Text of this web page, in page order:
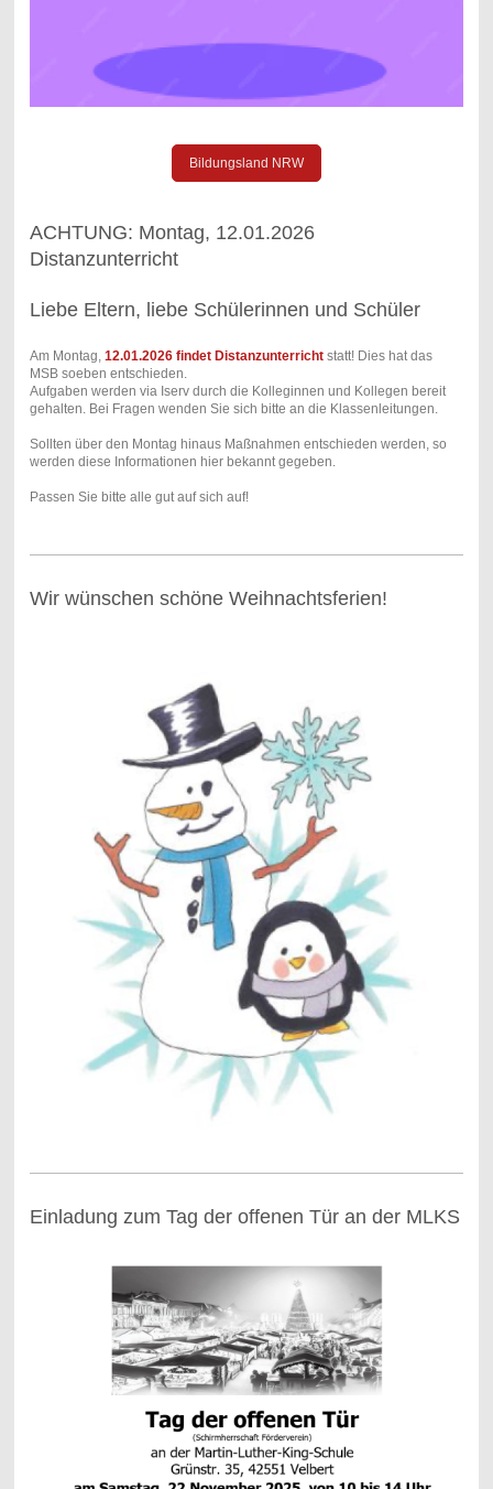
Bildungsland NRW
ACHTUNG: Montag, 12.01.2026
Distanzunterricht
Liebe Eltern, liebe Schülerinnen und Schüler
Am Montag, 12.01.2026 findet Distanzunterrichtstatt! Dies hat das
MSB soeben entschieden.
Aufgaben werden via Iserv durch die Kolleginnen und Kollegen bereit
gehalten. Bei Fragen wenden Sie sich bitte an die Klassenleitungen.
Sollten über den Montag hinaus Maßnahmen entschieden werden, so
werden diese Informationen hier bekannt gegeben.
Passen Sie bitte alle gut auf sich auf!
Wir wünschen schöne Weihnachtsferien!
Einladung zum Tag der offenen Tür an der MLKS